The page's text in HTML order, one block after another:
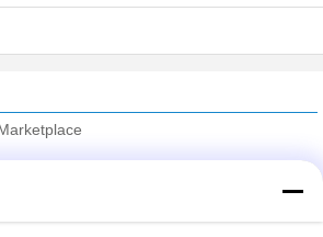
Suplier